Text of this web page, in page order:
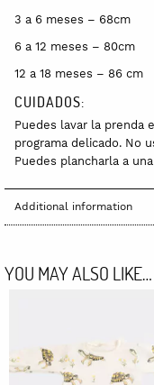
3 a 6 meses – 68cm
6 a 12 meses – 80cm
12 a 18 meses – 86 cm
CUIDADOS:
Puedes lavar la prenda
programa delicado. No
Puedes plancharla a
Additional information
YOU MAY ALSO LIKE…